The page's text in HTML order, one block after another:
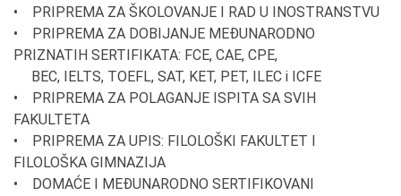
• PRIPREMA ZA ŠKOLOVANJE I RAD U INOSTRANSTVU
• PRIPREMA ZA DOBIJANJE MEĐUNARODNO
PRIZNATIH SERTIFIKATA: FCE, CAE, CPE,
BEC, IELTS, TOEFL, SAT, KET, PET, ILEC i ICFE
• PRIPREMA ZA POLAGANJE ISPITA SA SVIH
FAKULTETA
• PRIPREMA ZA UPIS: FILOLOŠKI FAKULTET I
FILOLOŠKA GIMNAZIJA
• DOMAĆE I MEĐUNARODNO SERTIFIKOVANI